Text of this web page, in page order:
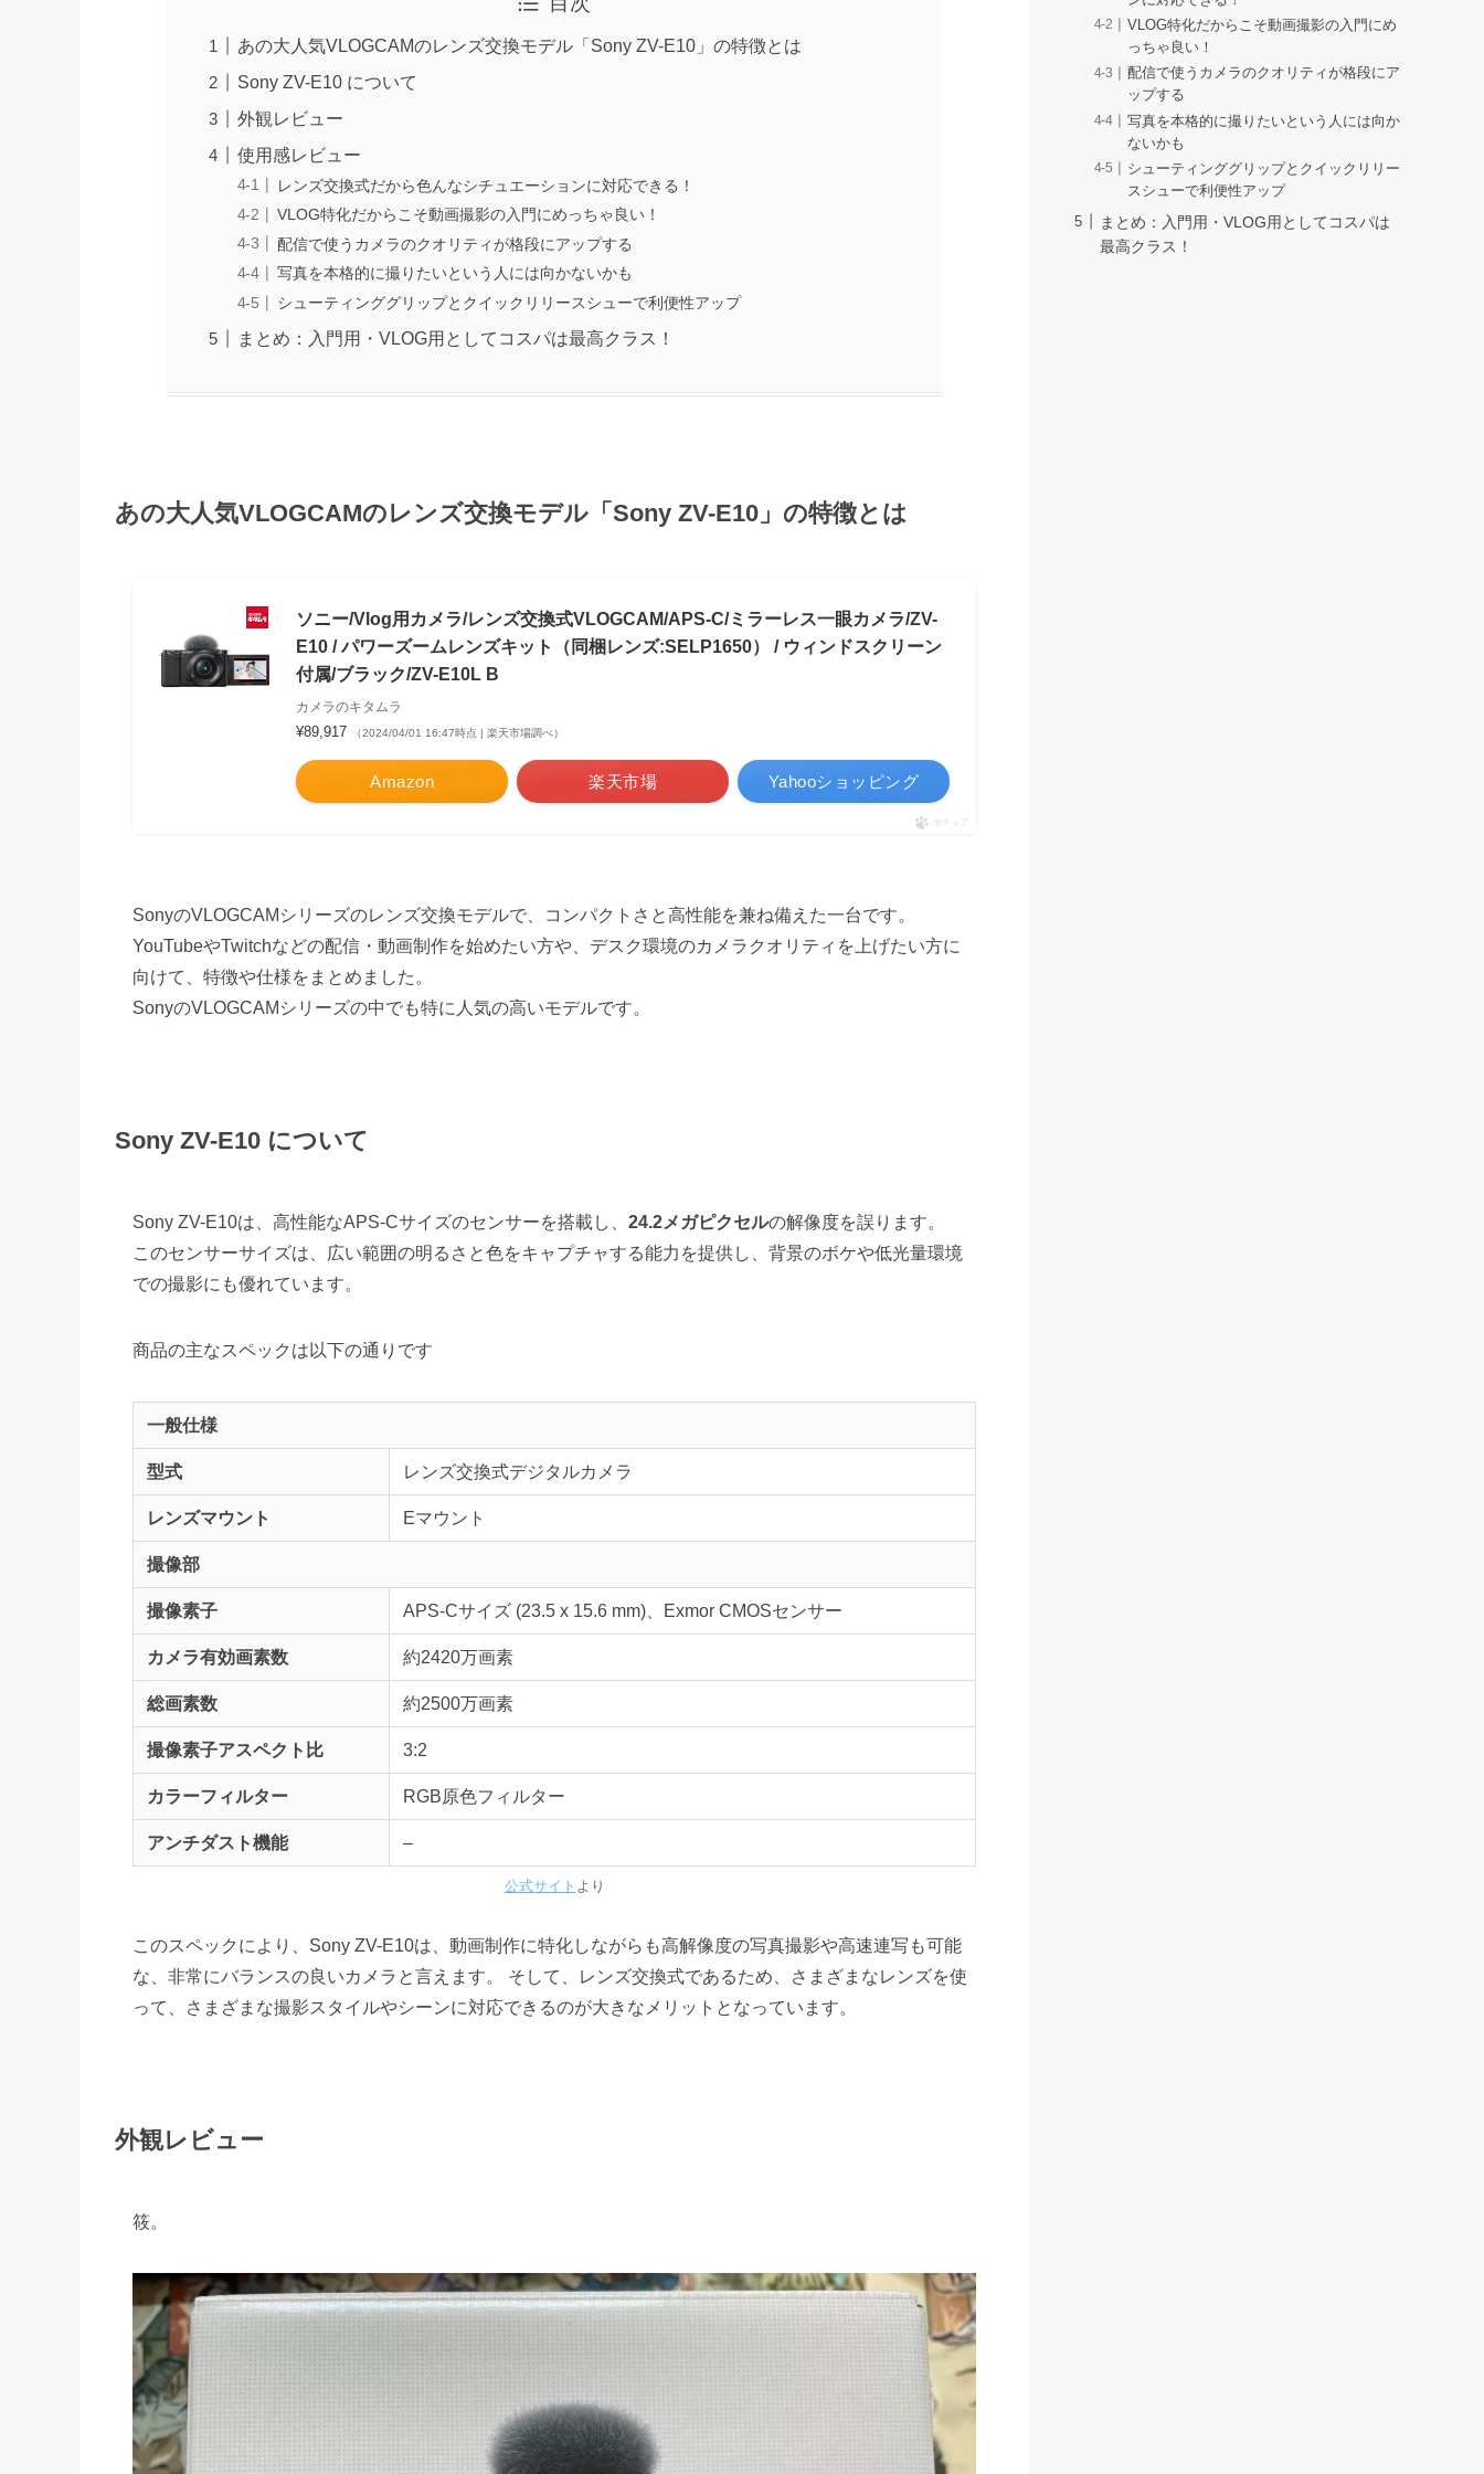
あの大人気VLOGCAMのレンズ交換モデル「Sony ZV-E10」の特徴とは
Sony ZV-E10 について
外観レビュー
使用感レビュー
レンズ交換式だから色んなシチュエーションに対応できる！
VLOG特化だからこそ動画撮影の入門にめっちゃ良い！
配信で使うカメラのクオリティが格段にアップする
写真を本格的に撮りたいという人には向かないかも
シューティンググリップとクイックリリースシューで利便性アップ
まとめ：入門用・VLOG用としてコスパは最高クラス！
あの大人気VLOGCAMのレンズ交換モデル「Sony ZV-E10」の特徴とは
ソニー/Vlog用カメラ/レンズ交換式VLOGCAM/APS-C/ミラーレス一眼カメラ/ZV-
E10 / パワーズームレンズキット（同梱レンズ:SELP1650） / ウィンドスクリーン
付属/ブラック/ZV-E10L B
カメラのキタムラ
¥89,917 （2024/04/01 16:47時点 | 楽天市場調べ）
Amazon 楽天市場 Yahooショッピング
ポチップ
SonyのVLOGCAMシリーズのレンズ交換モデルで、コンパクトさと高性能を兼ね備えた一台です。
YouTubeやTwitchなどの配信・動画制作を始めたい方や、デスク環境のカメラクオリティを上げたい方に
向けて、特徴や仕様をまとめました。
SonyのVLOGCAMシリーズの中でも特に人気の高いモデルです。
Sony ZV-E10 について
Sony ZV-E10は、高性能なAPS-Cサイズのセンサーを搭載し、 24.2メガピクセルの解像度を誤ります。
このセンサーサイズは、広い範囲の明るさと色をキャプチャする能力を提供し、背景のボケや低光量環境
での撮影にも優れています。
商品の主なスペックは以下の通りです
一般仕様
型式 レンズ交換式デジタルカメラ
レンズマウント Eマウント
撮像部
撮像素子 APS-Cサイズ (23.5 x 15.6 mm)、Exmor CMOSセンサー
カメラ有効画素数 約2420万画素
総画素数 約2500万画素
撮像素子アスペクト比 3:2
カラーフィルター RGB原色フィルター
アンチダスト機能 –
公式サイト より
このスペックにより、Sony ZV-E10は、動画制作に特化しながらも高解像度の写真撮影や高速連写も可能
な、非常にバランスの良いカメラと言えます。 そして、レンズ交換式であるため、さまざまなレンズを使
って、さまざまな撮影スタイルやシーンに対応できるのが大きなメリットとなっています。
外観レビュー
筱。
VLOG特化だからこそ動画撮影の入門にめ
っちゃ良い！
配信で使うカメラのクオリティが格段にア
ップする
写真を本格的に撮りたいという人には向か
ないかも
シューティンググリップとクイックリリー
スシューで利便性アップ
まとめ：入門用・VLOG用としてコスパは
最高クラス！